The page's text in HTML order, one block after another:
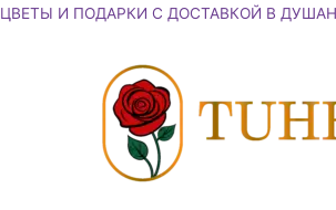
Перейти
ЦВЕТЫ И ПОДАРКИ С ДОСТАВКОЙ В